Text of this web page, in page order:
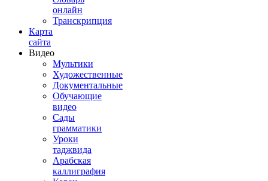
онлайн
Транскрипция
Карта
сайта
Видео
Мультики
Художественные
Документальные
Обучающие
видео
Сады
грамматики
Уроки
таджвида
Арабская
каллиграфия